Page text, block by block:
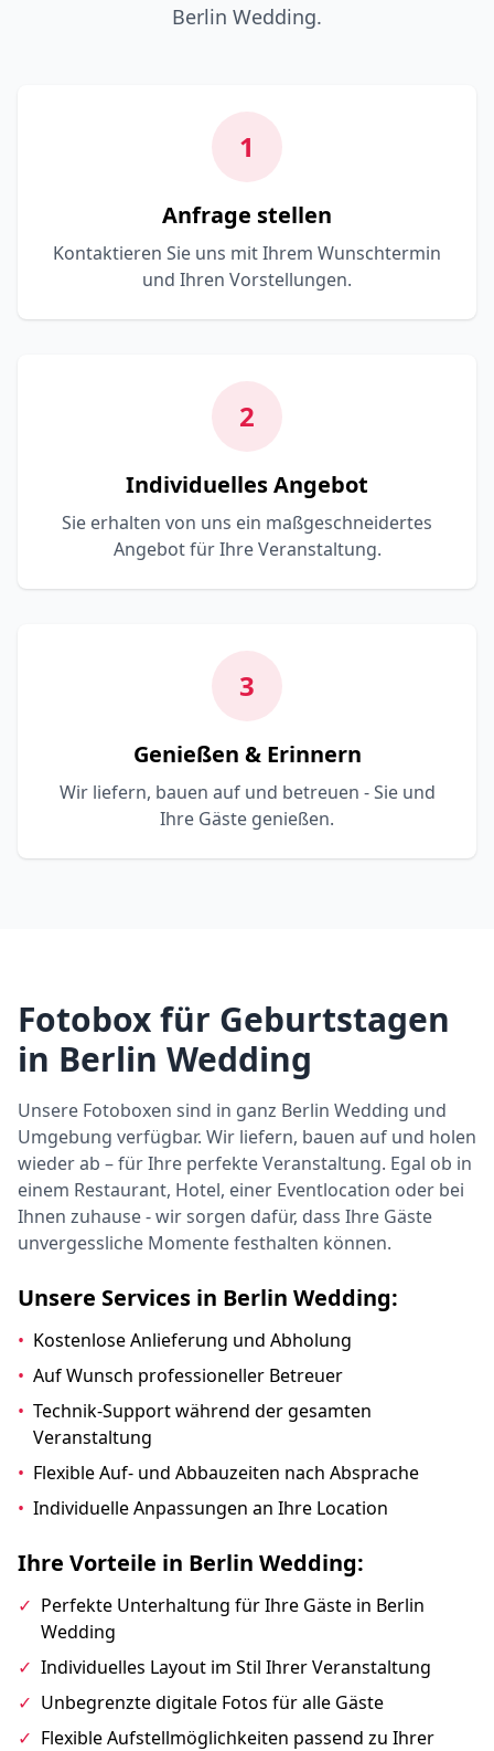
Berlin Wedding.
1
Anfrage stellen
Kontaktieren Sie uns mit Ihrem Wunschtermin
und Ihren Vorstellungen.
2
Individuelles Angebot
Sie erhalten von uns ein maßgeschneidertes
Angebot für Ihre Veranstaltung.
3
Genießen & Erinnern
Wir liefern, bauen auf und betreuen - Sie und
Ihre Gäste genießen.
Fotobox für Geburtstagen
in Berlin Wedding
Unsere Fotoboxen sind in ganz Berlin Wedding und
Umgebung verfügbar. Wir liefern, bauen auf und holen
wieder ab – für Ihre perfekte Veranstaltung. Egal ob in
einem Restaurant, Hotel, einer Eventlocation oder bei
Ihnen zuhause - wir sorgen dafür, dass Ihre Gäste
unvergessliche Momente festhalten können.
Unsere Services in Berlin Wedding:
• Kostenlose Anlieferung und Abholung
• Auf Wunsch professioneller Betreuer
• Technik-Support während der gesamten
Veranstaltung
• Flexible Auf- und Abbauzeiten nach Absprache
• Individuelle Anpassungen an Ihre Location
Ihre Vorteile in Berlin Wedding:
✓ Perfekte Unterhaltung für Ihre Gäste in Berlin
Wedding
✓ Individuelles Layout im Stil Ihrer Veranstaltung
✓ Unbegrenzte digitale Fotos für alle Gäste
✓ Flexible Aufstellmöglichkeiten passend zu Ihrer